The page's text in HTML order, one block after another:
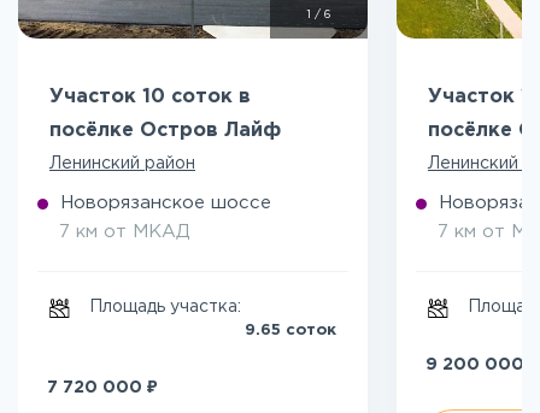
/ 6
Участок 10 соток в
посёлке Остров Лайф
Ленинский район
Новорязанское шоссе
7 км от МКАД
Площадь участка:
9.65 соток
7 720 000 ₽
Участок
посёлке
Ленинский
7 км от
9 200 000